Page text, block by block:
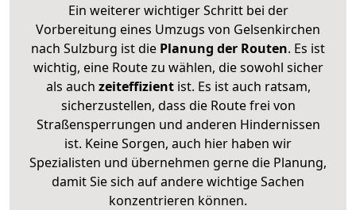
Ein weiterer wichtiger Schritt bei der
Vorbereitung eines Umzugs von Gelsenkirchen
nach Sulzburg ist die Planung der Routen. Es ist
wichtig, eine Route zu wählen, die sowohl sicher
als auch zeiteffizientist. Es ist auch ratsam,
sicherzustellen, dass die Route frei von
Straßensperrungen und anderen Hindernissen
ist. Keine Sorgen, auch hier haben wir
Spezialisten und übernehmen gerne die Planung,
damit Sie sich auf andere wichtige Sachen
konzentrieren können.